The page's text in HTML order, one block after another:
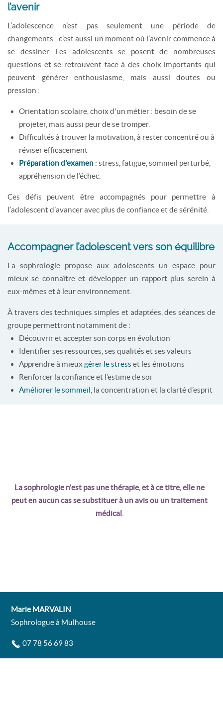
l’avenir
L’adolescence n’est pas seulement une période de
changements : c’est aussi un moment où l’avenir commence à
se dessiner. Les adolescents se posent de nombreuses
questions et se retrouvent face à des choix importants qui
peuvent générer enthousiasme, mais aussi doutes ou
pression :
Orientation scolaire, choix d'un métier : besoin de se
projeter, mais aussi peur de se tromper.
Difficultés à trouver la motivation, à rester concentré ou à
réviser efficacement
Préparation d'examen: stress, fatigue, sommeil perturbé,
appréhension de l’échec.
Ces défis peuvent être accompagnés pour permettre à
l’adolescent d’avancer avec plus de confiance et de sérénité.
Accompagner l’adolescent vers son équilibre
La sophrologie propose aux adolescents un espace pour
mieux se connaître et développer un rapport plus serein à
eux-mêmes et à leur environnement.
À travers des techniques simples et adaptées, des séances de
groupe permettront notamment de :
Découvrir et accepter son corps en évolution
Identifier ses ressources, ses qualités et ses valeurs
Apprendre à mieux gérer le stress et les émotions
Renforcer la confiance et l’estime de soi
Améliorer le sommeil , la concentration et la clarté d’esprit
La sophrologie n'est pas une thérapie, et à ce titre, elle ne
peut en aucun cas se substituer à un avis ou un traitement
médical
Marie MARVALIN
Sophrologue à Mulhouse
07 78 56 69 83